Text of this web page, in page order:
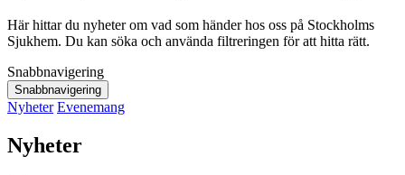
Här hittar du nyheter om vad som händer hos oss på Stockholms
Sjukhem. Du kan söka och använda filtreringen för att hitta rätt.
Snabbnavigering
Snabbnavigering
Nyheter Evenemang
Nyheter